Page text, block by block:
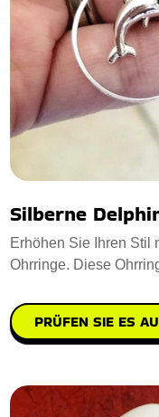
Silberne
Erhöhen Sie Ihren Stil
Ohrringe. Diese
PRÜFEN SIE ES